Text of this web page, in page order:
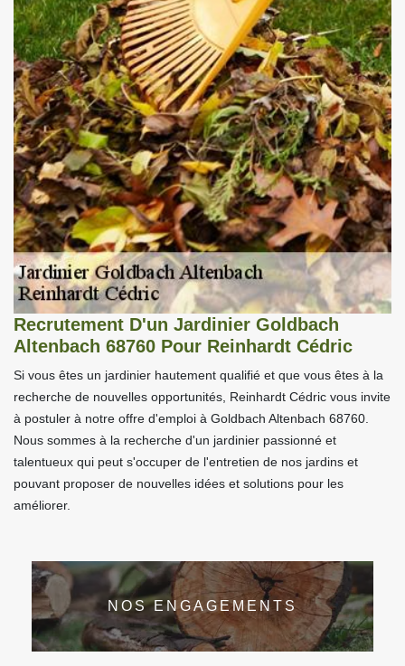
Recrutement D'un Jardinier Goldbach
Altenbach 68760 Pour Reinhardt Cédric
Si vous êtes un jardinier hautement qualifié et que vous êtes à la
recherche de nouvelles opportunités, Reinhardt Cédric vous invite
à postuler à notre offre d'emploi à Goldbach Altenbach 68760.
Nous sommes à la recherche d'un jardinier passionné et
talentueux qui peut s'occuper de l'entretien de nos jardins et
pouvant proposer de nouvelles idées et solutions pour les
améliorer.
NOS ENGAGEMENTS